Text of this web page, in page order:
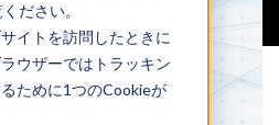
ださい。
イトを訪問したときに
ウザーではトラッキン
ために1つのCookieが
薬支援
フォーム